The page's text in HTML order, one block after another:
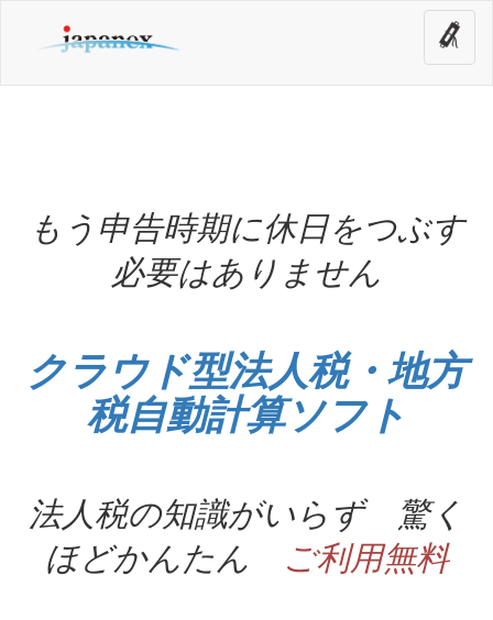
もう申告時期に休日をつぶす
必要はありません
クラウド型法人税・地方
税自動計算ソフト
法人税の知識がいらず 驚く
ほどかんたん
ご利用無料